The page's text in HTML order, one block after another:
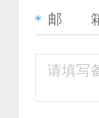
＊ 邮